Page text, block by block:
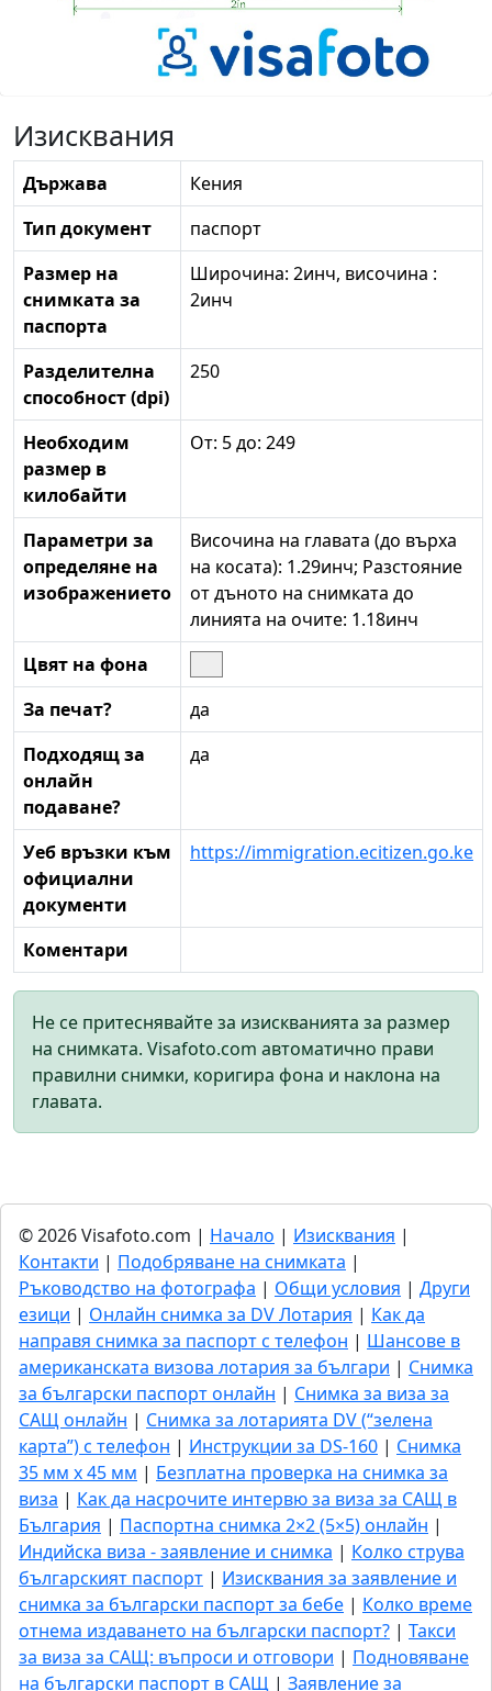
Изисквания
Държава
Кения
Тип документ
паспорт
Размер на
снимката за
паспорта
Широчина: 2инч, височина :
2инч
Разделителна
способност (dpi)
250
Необходим
размер в
килобайти
От: 5 до: 249
Параметри за
определяне на
изображението
Височина на главата (до върха
на косата): 1.29инч; Разстояние
от дъното на снимката до
линията на очите: 1.18инч
Цвят на фона
За печат?
да
Подходящ за
онлайн
подаване?
да
Уеб връзки към
официални
документи
https://immigration.ecitizen.go.ke
Коментари
Не се притеснявайте за изискванията за размер
на снимката. Visafoto.com автоматично прави
правилни снимки, коригира фона и наклона на
главата.
© 2026 Visafoto.com | Начало | Изисквания |
Контакти | Подобряване на снимката |
Ръководство на фотографа | Общи условия | Други
езици | Онлайн снимка за DV Лотария | Как да
направя снимка за паспорт с телефон | Шансове в
американската визова лотария за българи | Снимка
за български паспорт онлайн | Снимка за виза за
САЩ онлайн | Снимка за лотарията DV (“зелена
карта”) с телефон | Инструкции за DS-160 | Снимка
35 мм x 45 мм | Безплатна проверка на снимка за
виза | Как да насрочите интервю за виза за САЩ в
България | Паспортна снимка 2×2 (5×5) онлайн |
Индийска виза - заявление и снимка | Колко струва
българският паспорт | Изисквания за заявление и
снимка за български паспорт за бебе | Колко време
отнема издаването на български паспорт? | Такси
за виза за САЩ: въпроси и отговори | Подновяване
на български паспорт в САЩ | Заявление за